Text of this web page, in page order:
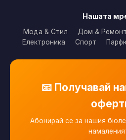
Нашата
Мода & Стил Дом & Ремонт
Електроника
Спорт
📧 Получавай
Абонирай се за нашия